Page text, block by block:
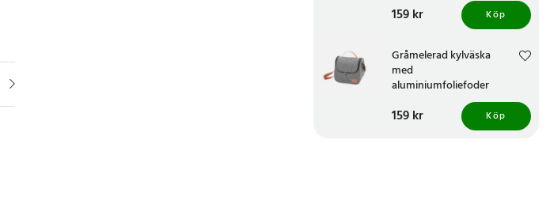
Pris :159 kr
159 kr Köp
Gråmelerad kylväska
med
aluminiumfoliefoder
Pris :159 kr
159 kr Köp